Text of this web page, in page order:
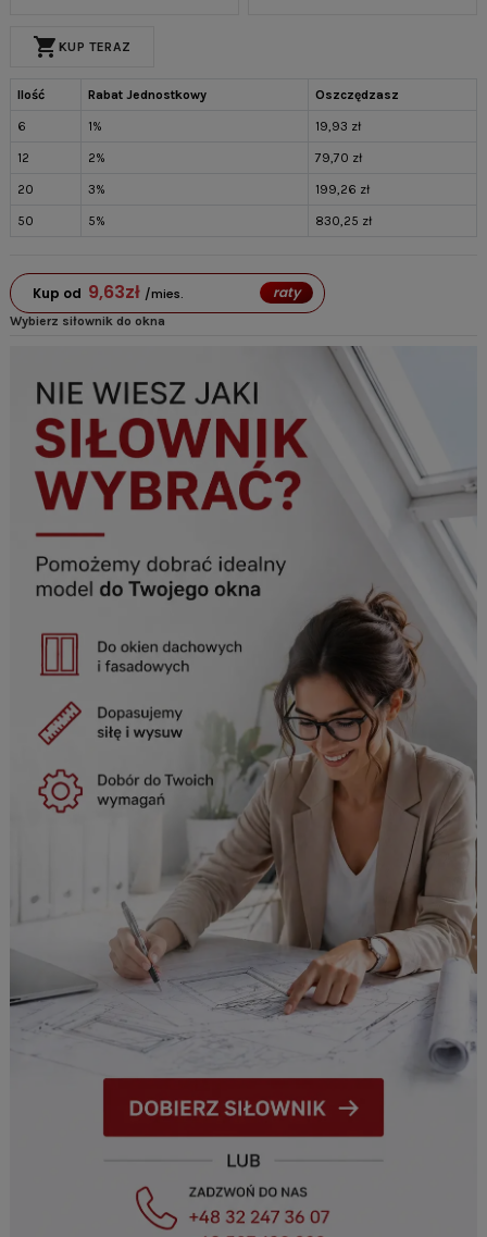
shopping_cart KUP TERAZ
Ilość Rabat Jednostkowy Oszczędzasz
6 1% 19,93 zł
12 2% 79,70 zł
20 3% 199,26 zł
50 5% 830,25 zł
Kup od 9,63zł /mies. raty
Wybierz siłownik do okna